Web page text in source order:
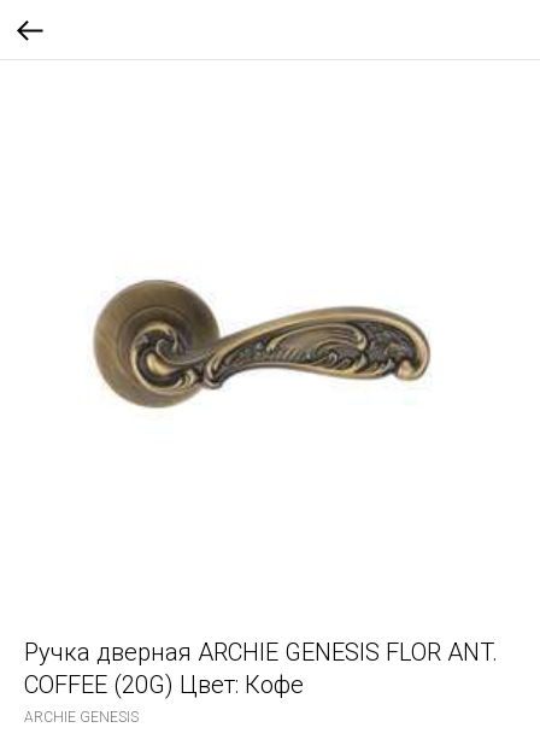
Ручка дверная ARCHIE GENESIS FLOR ANT.
COFFEE (20G) Цвет: Кофе
ARCHIE GENESIS